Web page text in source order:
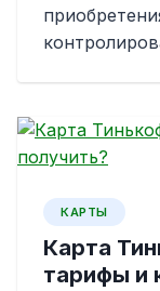
КАРТЫ
Карта
тарифы и